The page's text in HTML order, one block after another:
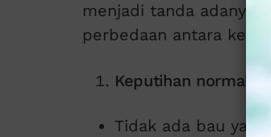
menjadi tanda adanya
perbedaan antara
Keputihan normal
Tidak ada bau